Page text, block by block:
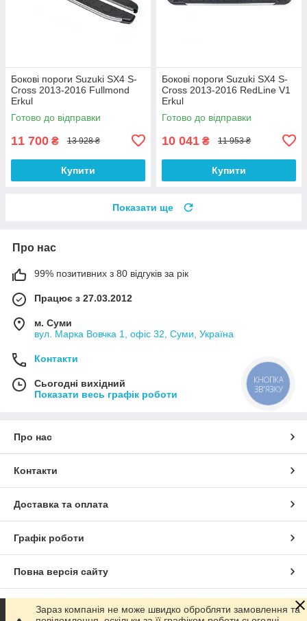
Бокові пороги Suzuki SX4 S-
Cross 2013-2016 Fullmond
Erkul
Готово до відправки
11 700 ₴ 13 928 ₴
Купити
Бокові пороги Suzuki SX4 S-
Cross 2013-2016 RedLine V1
Erkul
Готово до відправки
10 041 ₴ 11 953 ₴
Купити
Показати ще
Про нас
99% позитивних з 80 відгуків за рік
Працює з 27.03.2012
м. Суми
вул. Марка Вовчка 1, офіс 32, Суми, Україна
Контакти
Сьогодні вихідний
Показати весь графік роботи
Про нас
Контакти
Доставка та оплата
Графік роботи
Повна версія сайту
Сайт створено на маркетплейсі Prom.ua
Зараз компанія не може швидко обробляти замовлення та
КНОПКА
ЗВ'ЯЗКУ